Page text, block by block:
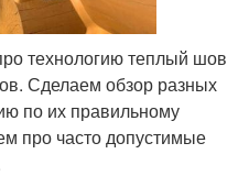
технологию теплый шов
Сделаем обзор разных
по их правильному
про часто допустимые